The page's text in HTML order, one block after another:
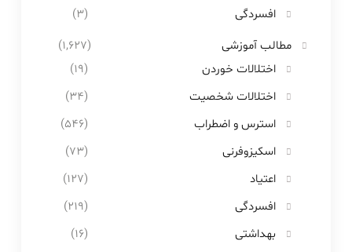
افسردگی
(۳)
مطالب آموزشی
(۱,۶۲۷)
اختلالات خوردن
(۱۹)
اختلالات شخصیت
(۳۴)
استرس و اضطراب
(۵۴۶)
اسکیزوفرنی
(۷۳)
اعتیاد
(۱۲۷)
افسردگی
(۲۱۹)
بهداشتی
(۱۶)